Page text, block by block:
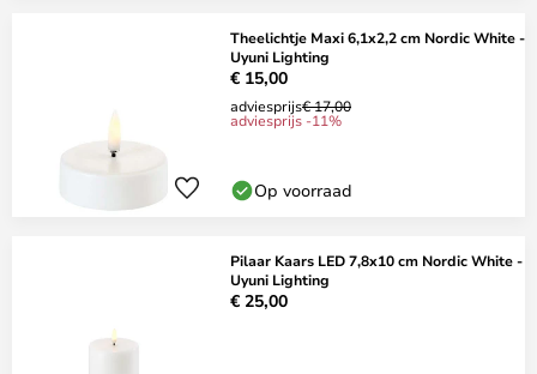
Theelichtje Maxi 6,1x2,2 cm Nordic White -
Uyuni Lighting
€ 15,00
adviesprijs€ 17,00
adviesprijs -11%
Op voorraad
Pilaar Kaars LED 7,8x10 cm Nordic White -
Uyuni Lighting
€ 25,00